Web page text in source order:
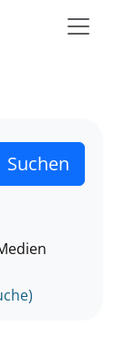
suchen wollen.